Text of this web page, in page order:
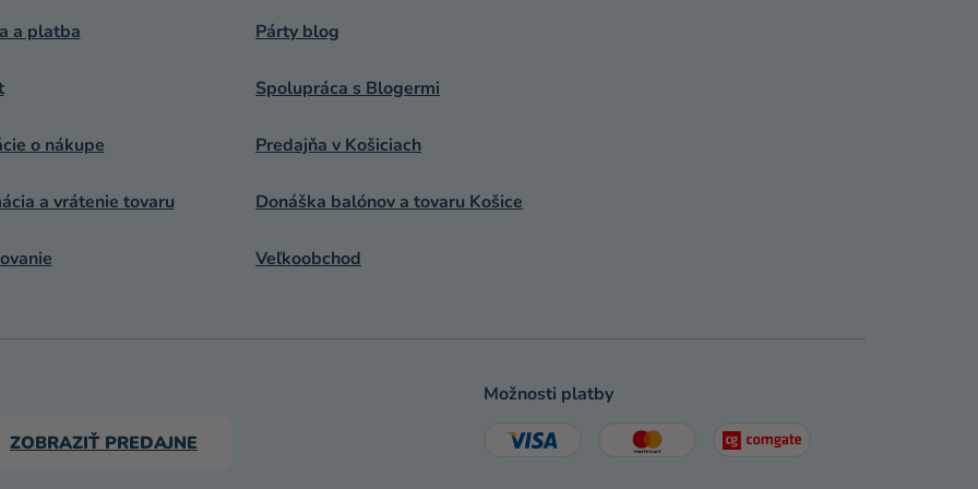
a platba
o nákupe
a vrátenie tovaru
Párty blog
Spolupráca s Blogermi
Predajňa v Košiciach
Donáška balónov a tovaru Košice
Veľkoobchod
ZOBRAZIŤ PREDAJNE
Možnosti platby